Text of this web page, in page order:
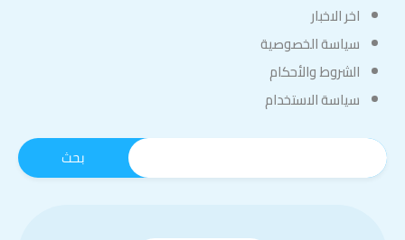
اخر الاخبار
سياسة الخصوصية
الشروط والأحكام
سياسة الاستخدام